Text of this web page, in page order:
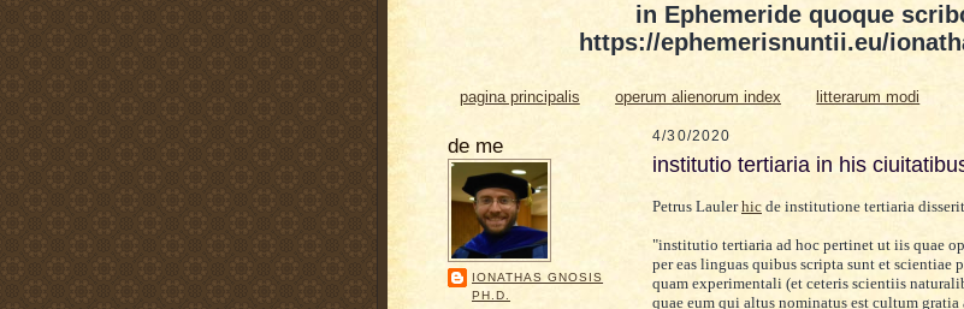
in Ephemeride quoque
https://ephemerisnuntii.eu/
pagina principalis operum alienorum index litterarum modi
de me
IONATHAS GNOSIS
PH.D.
4/30/2020
institutio tertiaria in his
Petrus Laulerhic de institutione tertiaria
"institutio tertiaria ad hoc pertinet ut iis quae
per eas linguas quibus scripta sunt et scientiae
quam experimentali (et ceteris scientiis
quae eum qui altus nominatus est cultum